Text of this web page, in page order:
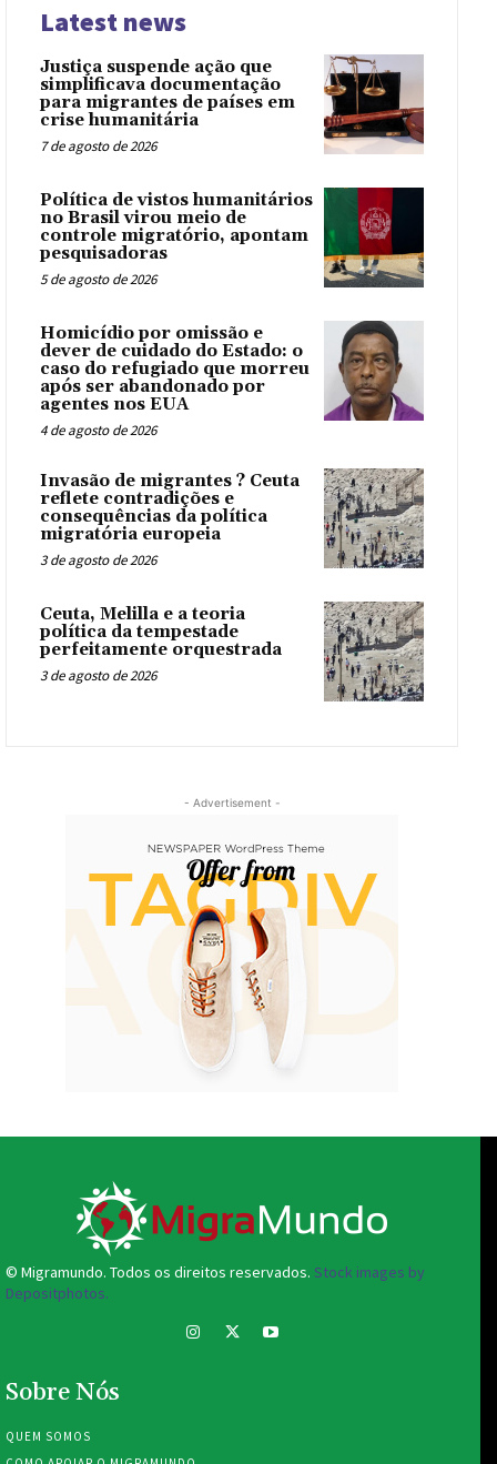
Latest news
Justiça suspende ação que
simplificava documentação
para migrantes de países em
crise humanitária
7 de agosto de 2026
Política de vistos humanitários
no Brasil virou meio de
controle migratório, apontam
pesquisadoras
5 de agosto de 2026
Homicídio por omissão e
dever de cuidado do Estado: o
caso do refugiado que morreu
após ser abandonado por
agentes nos EUA
4 de agosto de 2026
Invasão de migrantes ? Ceuta
reflete contradições e
consequências da política
migratória europeia
3 de agosto de 2026
Ceuta, Melilla e a teoria
política da tempestade
perfeitamente orquestrada
3 de agosto de 2026
- Advertisement -
© Migramundo. Todos os direitos reservados. Stock images by
Depositphotos.
Sobre Nós
QUEM SOMOS